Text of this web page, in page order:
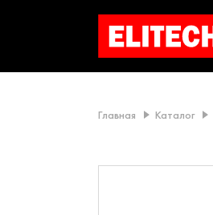
Главная Каталог